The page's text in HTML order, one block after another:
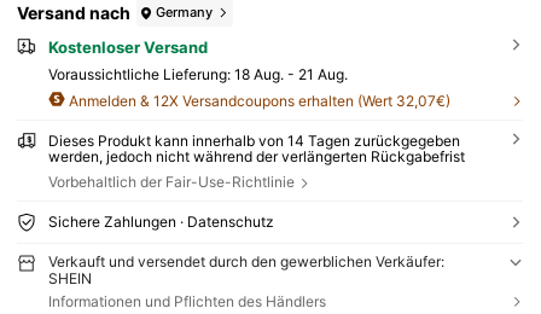
Versand nach Germany
Kostenloser Versand
Voraussichtliche Lieferung: 18 Aug. - 21 Aug.
Anmelden & 12X Versandcoupons erhalten (Wert 32,07€)
Dieses Produkt kann innerhalb von 14 Tagen zurückgegeben
werden, jedoch nicht während der verlängerten Rückgabefrist
Vorbehaltlich der Fair-Use-Richtlinie
Sichere Zahlungen · Datenschutz
Verkauft und versendet durch den gewerblichen Verkäufer:
SHEIN
Informationen und Pflichten des Händlers